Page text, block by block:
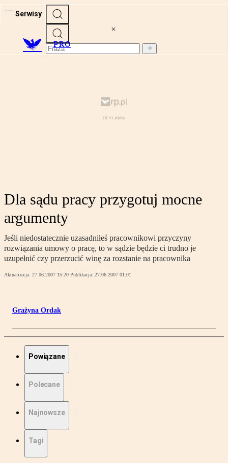
Serwisy
PRO
Dla sądu pracy przygotuj mocne
argumenty
Jeśli niedostatecznie uzasadniłeś pracownikowi przyczyny
rozwiązania umowy o pracę, to w sądzie będzie ci trudno je
uzupełnić czy przerzucić winę za rozstanie na pracownika
Aktualizacja: 27.06.2007 15:20 Publikacja: 27.06.2007 01:01
Grażyna Ordak
Powiązane
Polecane
Najnowsze
Tagi